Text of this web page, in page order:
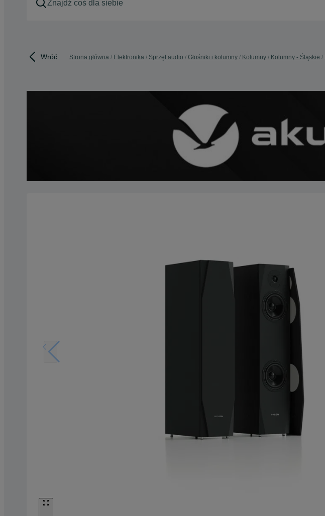
Wróć Strona główna Elektronika Sprzęt audio Głośniki i kolumny Kolumny Kolumny - Śląskie